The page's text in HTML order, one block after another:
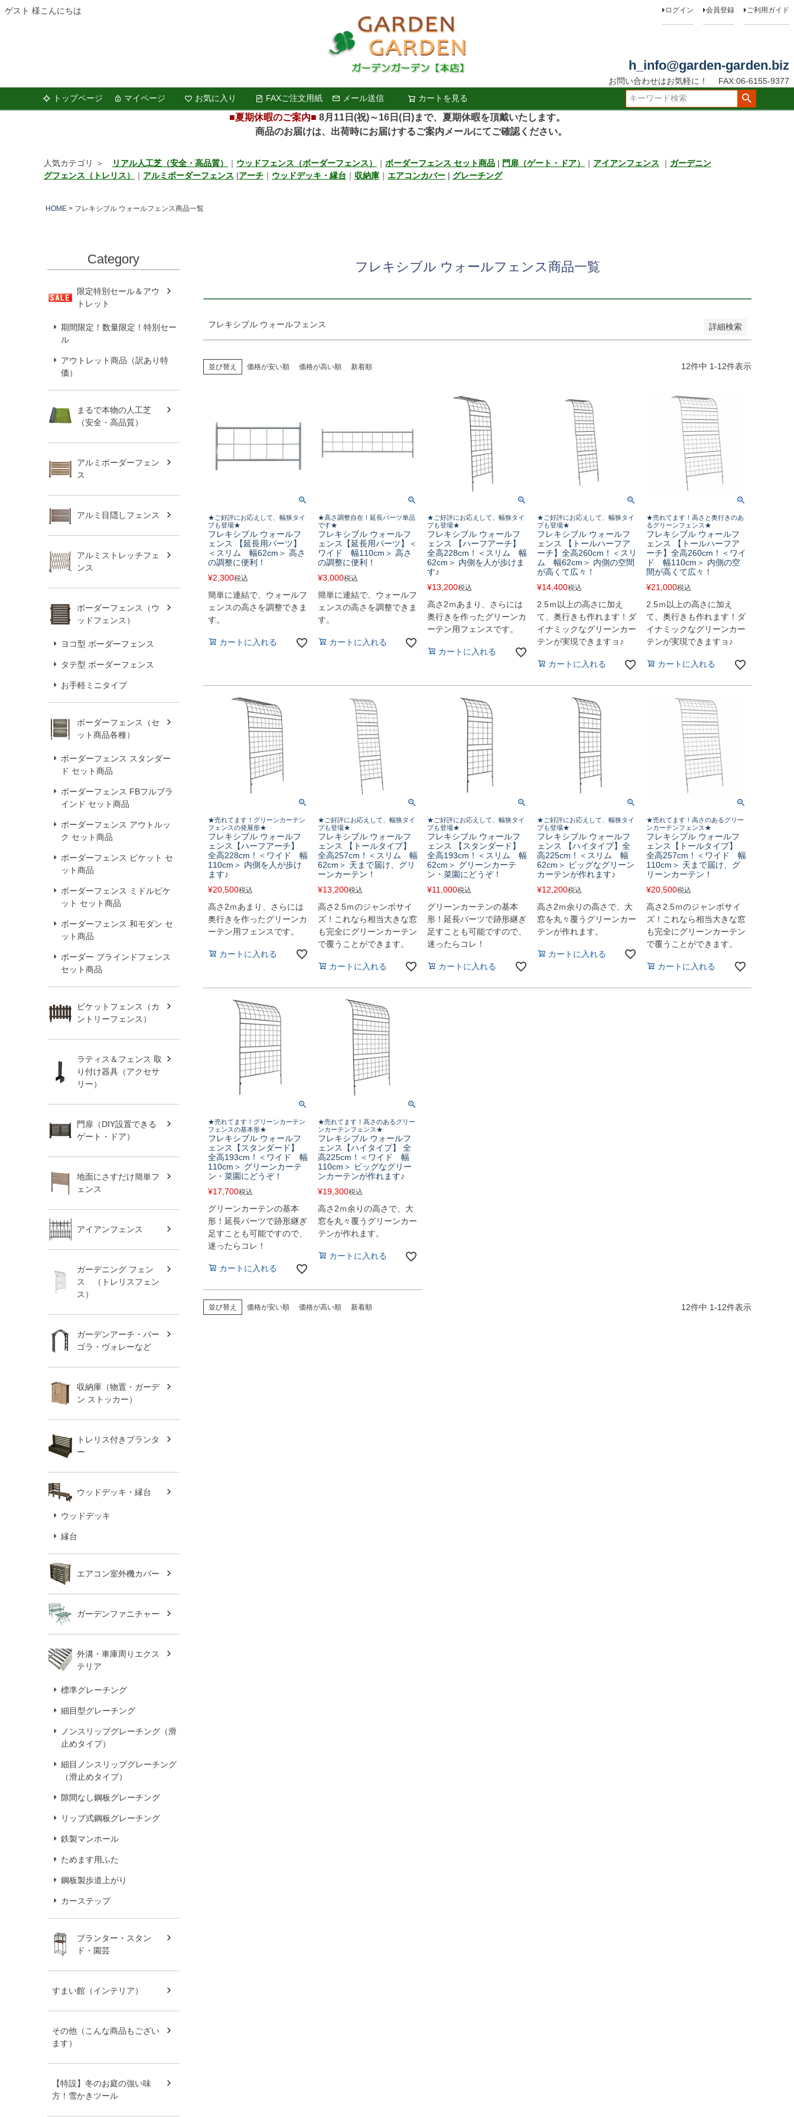
ゲスト 様こんにちは ログイン 会員登録 ご利用ガイド
h_info@garden-garden.biz
お問い合わせはお気軽に！
FAX:06-6155-9377
トップページ
マイページ お気に入り FAXご注文用紙 メール送信 カートを見る
検索
■夏期休暇のご案内■ 8月11日(祝)～16日(日)まで、夏期休暇を頂戴いたします。
商品のお届けは、出荷時にお届けするご案内メールにてご確認ください。
人気カテゴリ ＞ リアル人工芝（安全・高品質） ｜ ウッドフェンス（ボーダーフェンス） ｜ ボーダーフェンス セット商品| 門扉（ゲート・ドア） ｜ アイアンフェンス ｜ ガーデニン
グフェンス（トレリス）
｜ アルミボーダーフェンス |アーチ｜ ウッドデッキ・縁台 ｜ 収納庫｜ エアコンカバー| グレーチング
HOME フレキシブル ウォールフェンス商品一覧
Category
限定特別セール＆アウ
トレット
期間限定！数量限定！特別セー
ル
アウトレット商品（訳あり特
価）
まるで本物の人工芝
（安全・高品質）
アルミボーダーフェン
ス
アルミ目隠しフェンス
アルミストレッチフェ
ンス
ボーダーフェンス（ウ
ッドフェンス）
ヨコ型 ボーダーフェンス
タテ型 ボーダーフェンス
お手軽ミニタイプ
ボーダーフェンス（セ
ット商品各種）
ボーダーフェンス スタンダー
ド セット商品
ボーダーフェンス FBフルブラ
インド セット商品
ボーダーフェンス アウトルッ
ク セット商品
ボーダーフェンス ピケット セ
ット商品
ボーダーフェンス ミドルピケ
ット セット商品
ボーダーフェンス 和モダン セ
ット商品
ボーダー ブラインドフェンス
セット商品
ピケットフェンス（カ
ントリーフェンス）
ラティス＆フェンス 取
り付け器具（アクセサ
リー）
門扉（DIY設置できる
ゲート・ドア）
地面にさすだけ簡単フ
ェンス
アイアンフェンス
ガーデニング フェン
ス （トレリスフェン
ス）
ガーデンアーチ・パー
ゴラ・ヴォレーなど
収納庫（物置・ガーデ
ン ストッカー）
トレリス付きプランタ
ー
ウッドデッキ・縁台
ウッドデッキ
縁台
エアコン室外機カバー
ガーデンファニチャー
外溝・車庫周りエクス
テリア
標準グレーチング
細目型グレーチング
ノンスリップグレーチング（滑
止めタイプ）
細目ノンスリップグレーチング
（滑止めタイプ）
隙間なし鋼板グレーチング
リップ式鋼板グレーチング
鉄製マンホール
ためます用ふた
鋼板製歩道上がり
カーステップ
プランター・スタン
ド・園芸
すまい館（インテリア）
その他（こんな商品もござい
ます）
【特設】冬のお庭の強い味
方！雪かきツール
フレキシブル ウォールフェンス商品一覧
フレキシブル ウォールフェンス 詳細検索
価格
〜
セール
限定 再入荷 翌日発送
レビュー順
検索
並び替え 価格が安い順 価格が高い順 新着順 12件中 1-12件表示
★ご好評にお応えして、幅狭タイ
プも登場★
フレキシブル ウォールフ
ェンス 【延長用パーツ】
＜スリム 幅62cm＞ 高さ
の調整に便利！
¥2,300税込
簡単に連結で、ウォールフ
ェンスの高さを調整できま
す。
カートに入れる
★高さ調整自在！延長パーツ単品
です★
フレキシブル ウォールフ
ェンス【延長用パーツ】＜
ワイド 幅110cm＞ 高さ
の調整に便利！
¥3,000税込
簡単に連結で、ウォールフ
ェンスの高さを調整できま
す。
カートに入れる
★ご好評にお応えして、幅狭タイ
プも登場★
フレキシブル ウォールフ
ェンス 【ハーフアーチ】
全高228cm！＜スリム 幅
62cm＞ 内側を人が歩けま
す♪
¥13,200税込
高さ2ｍあまり、さらには
奥行きを作ったグリーンカ
ーテン用フェンスです。
カートに入れる
★ご好評にお応えして、幅狭タイ
プも登場★
フレキシブル ウォールフ
ェンス 【トールハーフア
ーチ】全高260cm！＜スリ
ム 幅62cm＞ 内側の空間
が高くて広々！
¥14,400税込
2.5ｍ以上の高さに加え
て、奥行きも作れます！ダ
イナミックなグリーンカー
テンが実現できますョ♪
カートに入れる
★売れてます！高さと奥行きのあ
るグリーンフェンス★
フレキシブル ウォールフ
ェンス 【トールハーフア
ーチ】全高260cm！＜ワイ
ド 幅110cm＞ 内側の空
間が高くて広々！
¥21,000税込
2.5ｍ以上の高さに加え
て、奥行きも作れます！ダ
イナミックなグリーンカー
テンが実現できますョ♪
カートに入れる
★売れてます！グリーンカーテン
フェンスの発展形★
フレキシブル ウォールフ
ェンス【ハーフアーチ】
全高228cm！＜ワイド 幅
110cm＞ 内側を人が歩け
ます♪
¥20,500税込
高さ2ｍあまり、さらには
奥行きを作ったグリーンカ
ーテン用フェンスです。
カートに入れる
★ご好評にお応えして、幅狭タイ
プも登場★
フレキシブル ウォールフ
ェンス 【トールタイプ】
全高257cm！＜スリム 幅
62cm＞ 天まで届け、グリ
ーンカーテン！
¥13,200税込
高さ2.5ｍのジャンボサイ
ズ！これなら相当大きな窓
も完全にグリーンカーテン
で覆うことができます。
カートに入れる
★ご好評にお応えして、幅狭タイ
プも登場★
フレキシブル ウォールフ
ェンス 【スタンダード】
全高193cm！＜スリム 幅
62cm＞ グリーンカーテ
ン・菜園にどうぞ！
¥11,000税込
グリーンカーテンの基本
形！延長パーツで跡形継ぎ
足すことも可能ですので、
迷ったらコレ！
カートに入れる
★ご好評にお応えして、幅狭タイ
プも登場★
フレキシブル ウォールフ
ェンス 【ハイタイプ】全
高225cm！＜スリム 幅
62cm＞ ビッグなグリーン
カーテンが作れます♪
¥12,200税込
高さ2ｍ余りの高さで、大
窓を丸々覆うグリーンカー
テンが作れます。
カートに入れる
★売れてます！高さのあるグリー
ンカーテンフェンス★
フレキシブル ウォールフ
ェンス【トールタイプ】
全高257cm！＜ワイド 幅
110cm＞ 天まで届け、グ
リーンカーテン！
¥20,500税込
高さ2.5ｍのジャンボサイ
ズ！これなら相当大きな窓
も完全にグリーンカーテン
で覆うことができます。
カートに入れる
★売れてます！グリーンカーテン
フェンスの基本形★
フレキシブル ウォールフ
ェンス【スタンダード】
全高193cm！＜ワイド 幅
110cm＞ グリーンカーテ
ン・菜園にどうぞ！
¥17,700税込
グリーンカーテンの基本
形！延長パーツで跡形継ぎ
足すことも可能ですので、
迷ったらコレ！
カートに入れる
★売れてます！高さのあるグリー
ンカーテンフェンス★
フレキシブル ウォールフ
ェンス【ハイタイプ】 全
高225cm！＜ワイド 幅
110cm＞ ビッグなグリー
ンカーテンが作れます♪
¥19,300税込
高さ2ｍ余りの高さで、大
窓を丸々覆うグリーンカー
テンが作れます。
カートに入れる
並び替え 価格が安い順 価格が高い順 新着順 12件中 1-12件表示